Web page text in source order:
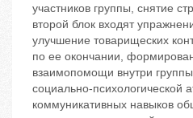
участников группы, снятие
второй блок входят
улучшение товарищеских
по ее окончании,
взаимопомощи внутри
социально-психологической
коммуникативных навыков